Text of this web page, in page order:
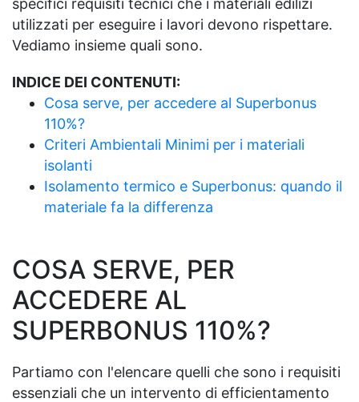
utilizzati per eseguire i lavori devono rispettare.
Vediamo insieme quali sono.
INDICE DEI CONTENUTI:
Cosa serve, per accedere al Superbonus
110%?
Criteri Ambientali Minimi per i materiali
isolanti
Isolamento termico e Superbonus: quando il
materiale fa la differenza
COSA SERVE, PER
ACCEDERE AL
SUPERBONUS 110%?
Partiamo con l'elencare quelli che sono i requisiti
essenziali che un intervento di efficientamento